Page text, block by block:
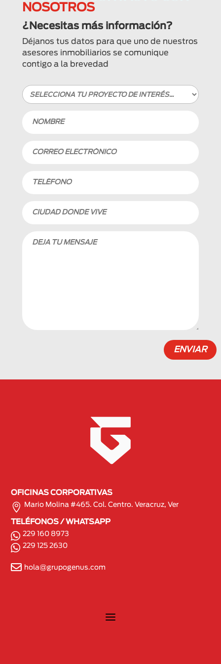
NOSOTROS
¿Necesitas más información?
Déjanos tus datos para que uno de nuestros
asesores inmobiliarios se comunique
contigo a la brevedad
OFICINAS CORPORATIVAS
 Mario Molina #465. Col. Centro. Veracruz, Ver
TELÉFONOS / WHATSAPP
 229 160 8973
 229 125 2630
 hola@grupogenus.com
a